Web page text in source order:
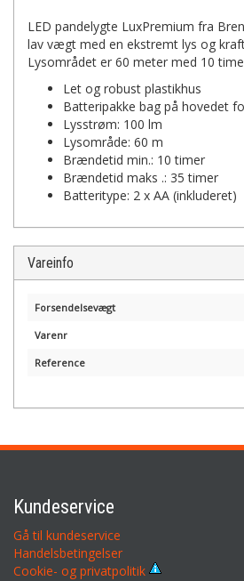
LED pandelygte LuxPremium fra
lav vægt med en ekstremt lys og
Lysområdet er 60 meter med 10
Let og robust plastikhus
Batteripakke bag på hovedet
Lysstrøm: 100 lm
Lysområde: 60 m
Brændetid min.: 10 timer
Brændetid maks .: 35 timer
Batteritype: 2 x AA (inkluderet)
Vareinfo
Forsendelsevægt
Varenr
Reference
Kundeservice
Gå til kundeservice
Handelsbetingelser
Cookie- og privatpolitik